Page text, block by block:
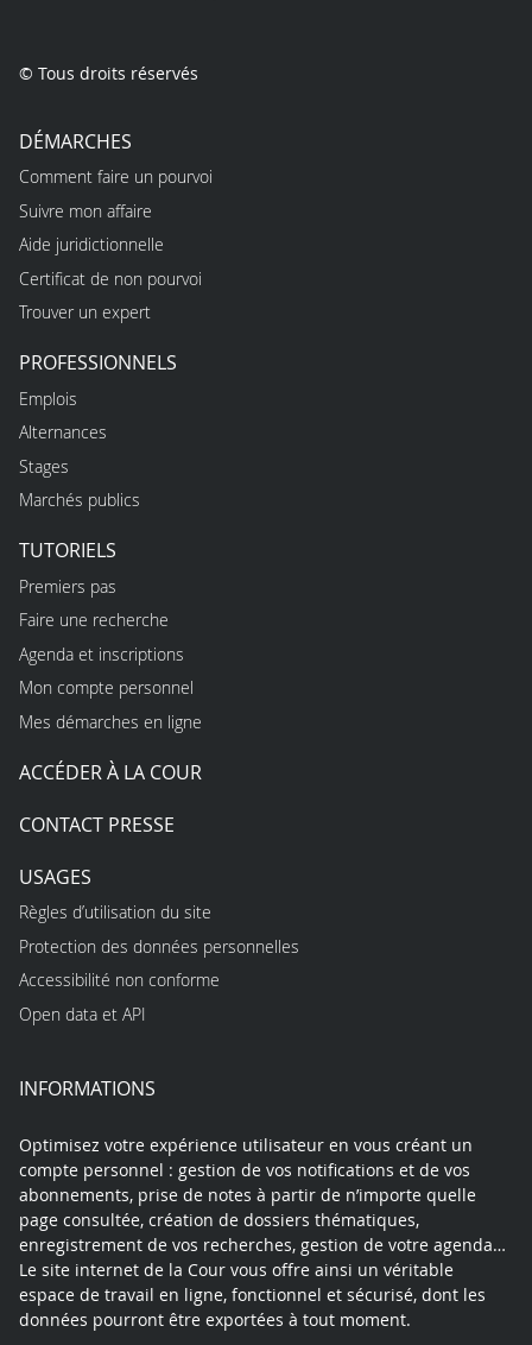
© Tous droits réservés
DÉMARCHES
Comment faire un pourvoi
Suivre mon affaire
Aide juridictionnelle
Certificat de non pourvoi
Trouver un expert
PROFESSIONNELS
Emplois
Alternances
Stages
Marchés publics
TUTORIELS
Premiers pas
Faire une recherche
Agenda et inscriptions
Mon compte personnel
Mes démarches en ligne
ACCÉDER À LA COUR
CONTACT PRESSE
USAGES
Règles d’utilisation du site
Protection des données personnelles
Accessibilité non conforme
Open data et API
INFORMATIONS
Optimisez votre expérience utilisateur en vous créant un
compte personnel : gestion de vos notifications et de vos
abonnements, prise de notes à partir de n’importe quelle
page consultée, création de dossiers thématiques,
enregistrement de vos recherches, gestion de votre agenda…
Le site internet de la Cour vous offre ainsi un véritable
espace de travail en ligne, fonctionnel et sécurisé, dont les
données pourront être exportées à tout moment.